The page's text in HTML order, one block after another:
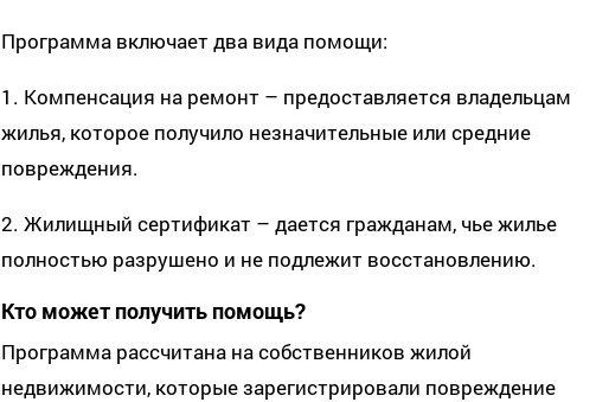
Программа включает два вида помощи:
1. Компенсация на ремонт – предоставляется владельцам
жилья, которое получило незначительные или средние
повреждения.
2. Жилищный сертификат – дается гражданам, чье жилье
полностью разрушено и не подлежит восстановлению.
Кто может получить помощь?
Программа рассчитана на собственников жилой
недвижимости, которые зарегистрировали повреждение